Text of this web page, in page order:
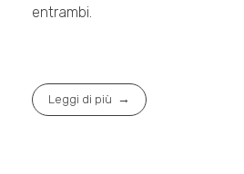
entrambi.
Leggi di più